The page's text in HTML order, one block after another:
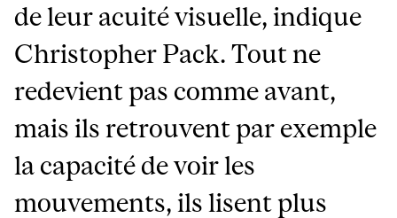
de leur acuité visuelle, indique
Christopher Pack. Tout ne
redevient pas comme avant,
mais ils retrouvent par exemple
la capacité de voir les
mouvements, ils lisent plus